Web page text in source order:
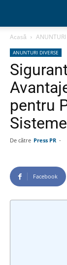
Acasă ANUNTURI
ANUNTURI DIVERSE
pentru
De către Press PR -
Facebook